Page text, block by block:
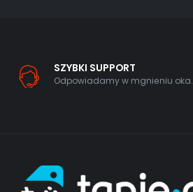
SZYBKI SUPPORT
Odpowiadamy w mgnieniu oka.